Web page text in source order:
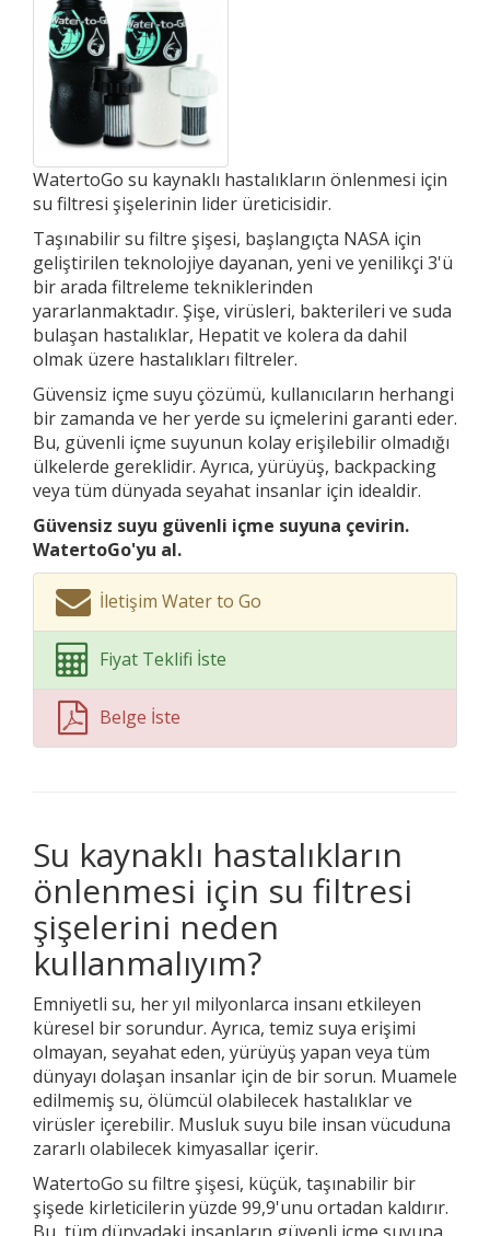
WatertoGo su kaynaklı hastalıkların önlenmesi için
su filtresi şişelerinin lider üreticisidir.
Taşınabilir su filtre şişesi, başlangıçta NASA için
geliştirilen teknolojiye dayanan, yeni ve yenilikçi 3'ü
bir arada filtreleme tekniklerinden
yararlanmaktadır. Şişe, virüsleri, bakterileri ve suda
bulaşan hastalıklar, Hepatit ve kolera da dahil
olmak üzere hastalıkları filtreler.
Güvensiz içme suyu çözümü, kullanıcıların herhangi
bir zamanda ve her yerde su içmelerini garanti eder.
Bu, güvenli içme suyunun kolay erişilebilir olmadığı
ülkelerde gereklidir. Ayrıca, yürüyüş, backpacking
veya tüm dünyada seyahat insanlar için idealdir.
Güvensiz suyu güvenli içme suyuna çevirin.
WatertoGo'yu al.
İletişim Water to Go
Fiyat Teklifi İste
Belge İste
Su kaynaklı hastalıkların
önlenmesi için su filtresi
şişelerini neden
kullanmalıyım?
Emniyetli su, her yıl milyonlarca insanı etkileyen
küresel bir sorundur. Ayrıca, temiz suya erişimi
olmayan, seyahat eden, yürüyüş yapan veya tüm
dünyayı dolaşan insanlar için de bir sorun. Muamele
edilmemiş su, ölümcül olabilecek hastalıklar ve
virüsler içerebilir. Musluk suyu bile insan vücuduna
zararlı olabilecek kimyasallar içerir.
WatertoGo su filtre şişesi, küçük, taşınabilir bir
şişede kirleticilerin yüzde 99,9'unu ortadan kaldırır.